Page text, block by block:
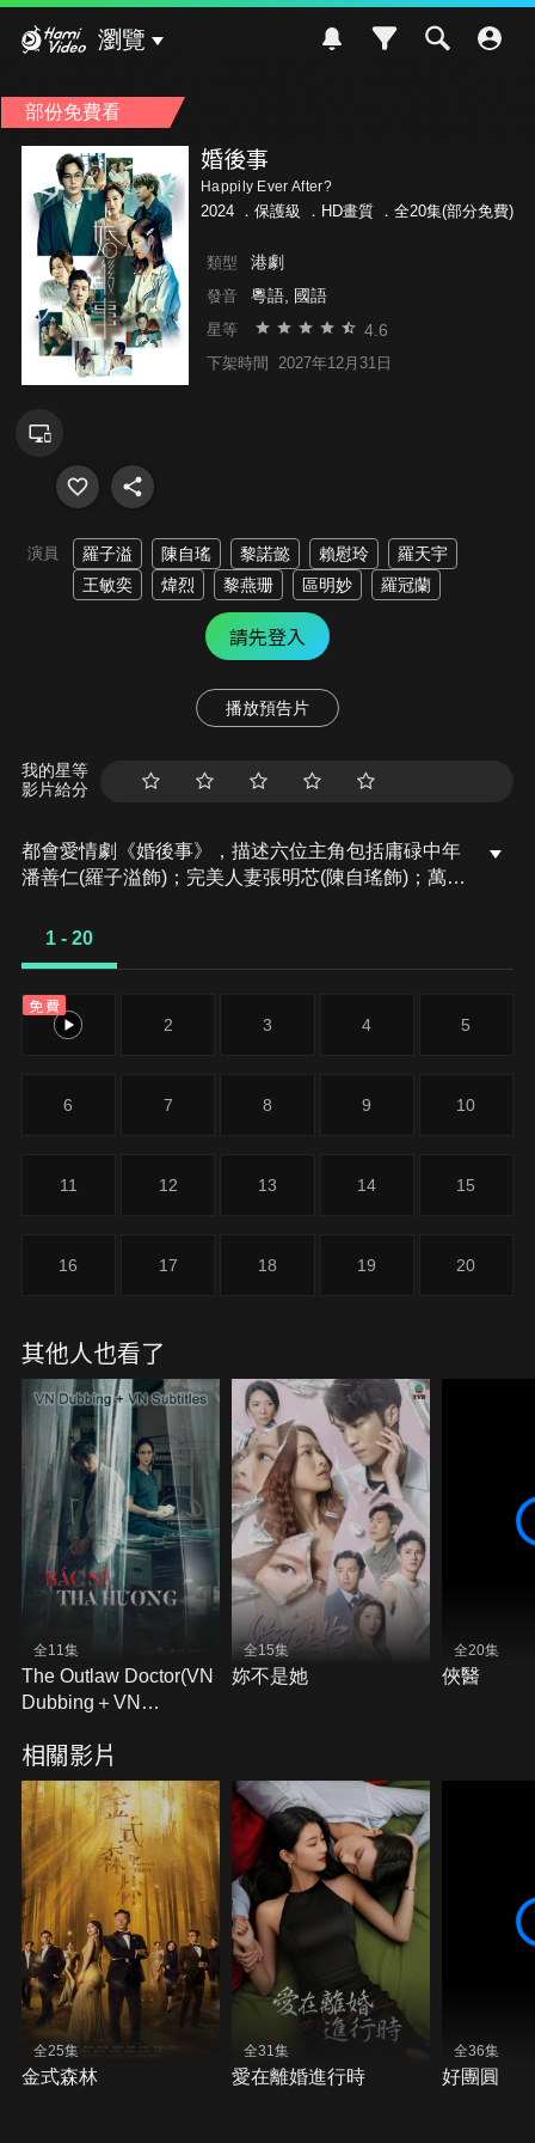
瀏覽
部份免費看
婚後事
Happily Ever After?
2024 ． 保護級 ．HD畫質 ．全20集(部分免費)
類型 港劇
發音 粵語, 國語
星等 4.6
下架時間 2027年12月31日
演員 羅子溢 陳自瑤 黎諾懿 賴慰玲
羅天宇
王敏奕
煒烈 黎燕珊 區明妙 羅冠蘭
請先登入
播放預告片
我的星等
影片給分
都會愛情劇《婚後事》，描述六位主角包括庸碌中年
潘善仁(羅子溢飾)；完美人妻張明芯(陳自瑤飾)；萬人
草與愛情狂呂靜海(王敏奕飾)；kidult與交友程式玩家
集俱有題旨，呼應相關章節，由一至兩位主角的視角
作敘述，展現故事情節的不同版本，透過切換敘述
1 - 20
免費
1 2 3 4 5
6 7 8 9 10
11 12 13 14 15
16 17 18 19 20
其他人也看了
全11集
The Outlaw Doctor(VN
Dubbing＋VN
全15集
妳不是她
全20集
俠醫
相關影片
全25集
金式森林
全31集
愛在離婚進行時
全36集
好團圓